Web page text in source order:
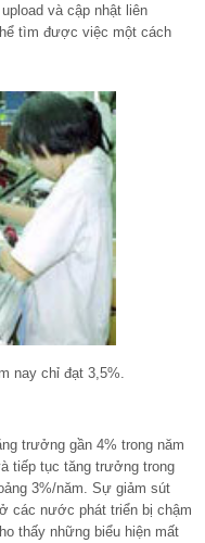
và cập nhật liên
tìm được việc một cách
nay chỉ đạt 3,5%.
trưởng gần 4% trong năm
tiếp tục tăng trưởng trong
3%/năm. Sự giảm sút
các nước phát triển bị chậm
thấy những biểu hiện mất